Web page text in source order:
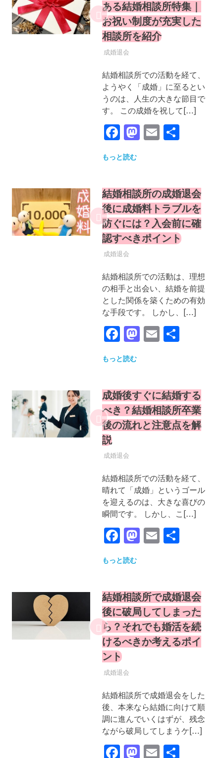
ある結婚相談所特集｜
お祝い制度が充実した
相談所を紹介
2025年10月1日
YYYPRO
成婚退会
結婚相談所での活動を経て、
ようやく「成婚」に至るとい
うのは、人生の大きな節目で
す。 この成婚を祝して[…]
Facebook
Mastodon
Email
共
もっと読む
結婚相談所の成婚退会
後に成婚料トラブルを
防ぐには？入会前に確
認すべきポイント
2025年9月30日
YYYPRO
成婚退会
結婚相談所での活動は、理想
の相手と出会い、結婚を前提
とした関係を築くための有効
な手段です。 しかし、[…]
Facebook
Mastodon
Email
共
もっと読む
成婚後すぐに結婚する
べき？結婚相談所卒業
後の流れと注意点を解
説
2025年9月24日
YYYPRO
成婚退会
結婚相談所での活動を経て、
晴れて「成婚」というゴール
を迎えるのは、大きな喜びの
瞬間です。 しかし、こ[…]
Facebook
Mastodon
Email
共
もっと読む
結婚相談所で成婚退会
後に破局してしまった
ら？それでも婚活を続
けるべきか考えるポイ
ント
2025年9月22日
YYYPRO
成婚退会
結婚相談所で成婚退会をした
後、本来なら結婚に向けて順
調に進んでいくはずが、残念
ながら破局してしまうケ[…]
Facebook
Mastodon
Email
共